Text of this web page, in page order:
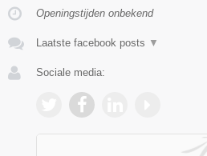
Openingstijden onbekend
Laatste facebook posts ▼
Sociale media: